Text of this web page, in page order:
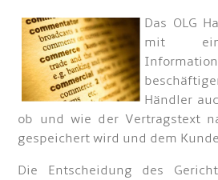
Das OLG
mit
Händler
ob und wie der Vertragstext
gespeichert wird und dem
Die Entscheidung des